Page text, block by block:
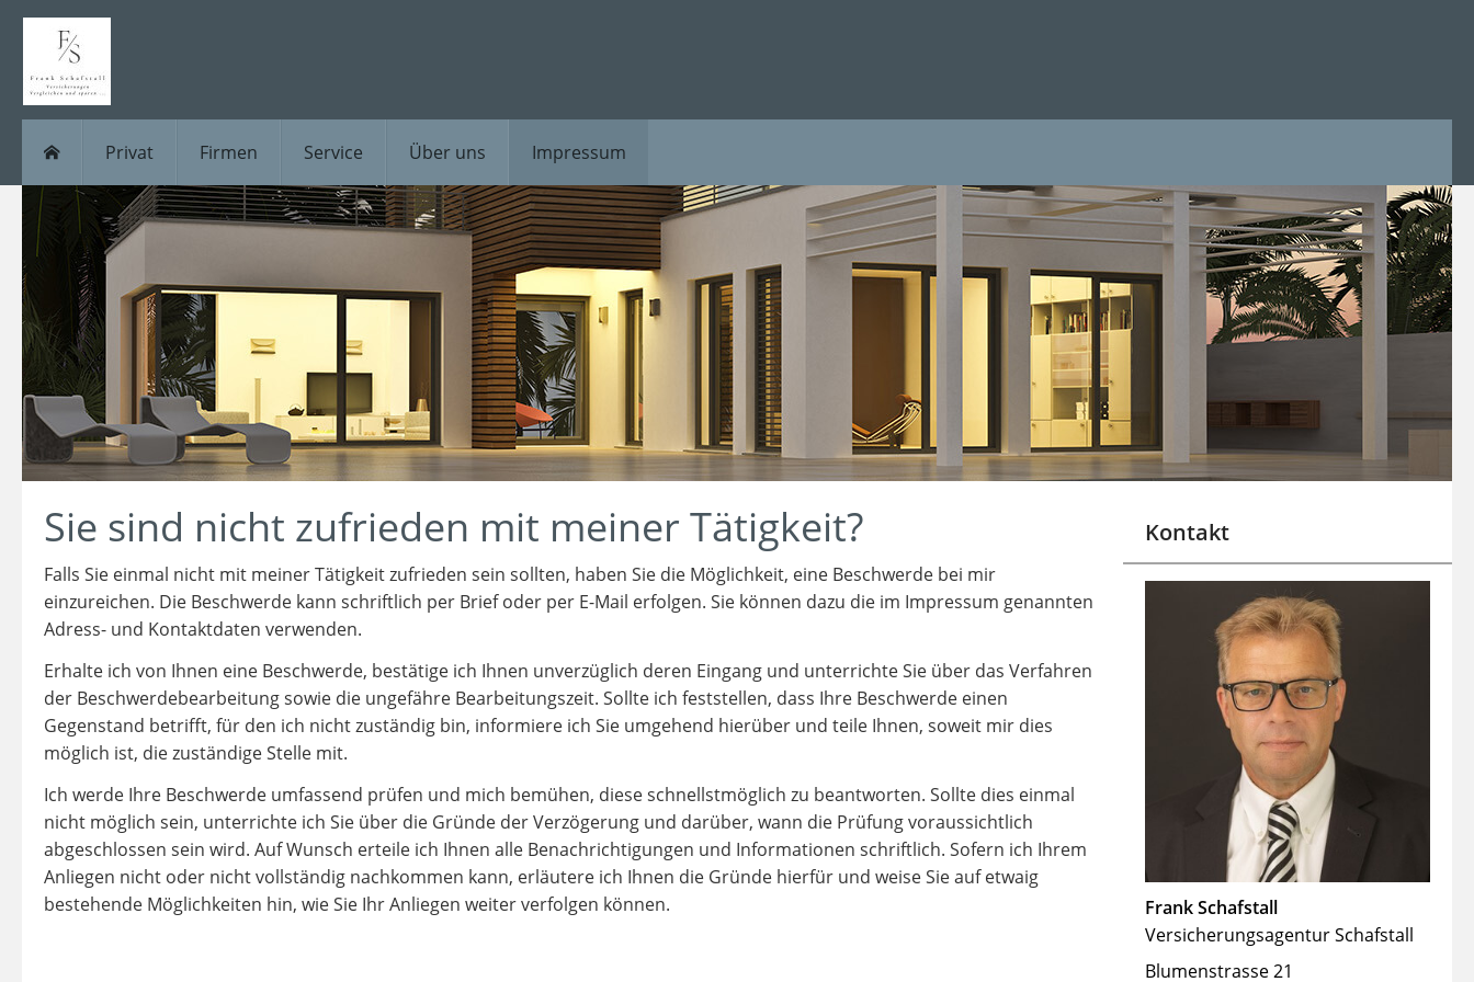
Privat Firmen Service Über uns Impressum
Kontakt
Frank Schafstall
Versicherungsagentur Schafstall
Blumenstrasse 21
Sie sind nicht zufrieden mit meiner Tätigkeit?
Falls Sie einmal nicht mit meiner Tätigkeit zufrieden sein sollten, haben Sie die Möglichkeit, eine Beschwerde bei mir
einzureichen. Die Beschwerde kann schriftlich per Brief oder per E-Mail erfolgen. Sie können dazu die im Impressum genannten
Adress- und Kontaktdaten verwenden.
Erhalte ich von Ihnen eine Beschwerde, bestätige ich Ihnen unverzüglich deren Eingang und unterrichte Sie über das Verfahren
der Beschwerdebearbeitung sowie die ungefähre Bearbeitungszeit. Sollte ich feststellen, dass Ihre Beschwerde einen
Gegenstand betrifft, für den ich nicht zuständig bin, informiere ich Sie umgehend hierüber und teile Ihnen, soweit mir dies
möglich ist, die zuständige Stelle mit.
Ich werde Ihre Beschwerde umfassend prüfen und mich bemühen, diese schnellstmöglich zu beantworten. Sollte dies einmal
nicht möglich sein, unterrichte ich Sie über die Gründe der Verzögerung und darüber, wann die Prüfung voraussichtlich
abgeschlossen sein wird. Auf Wunsch erteile ich Ihnen alle Benachrichtigungen und Informationen schriftlich. Sofern ich Ihrem
Anliegen nicht oder nicht vollständig nachkommen kann, erläutere ich Ihnen die Gründe hierfür und weise Sie auf etwaig
bestehende Möglichkeiten hin, wie Sie Ihr Anliegen weiter verfolgen können.